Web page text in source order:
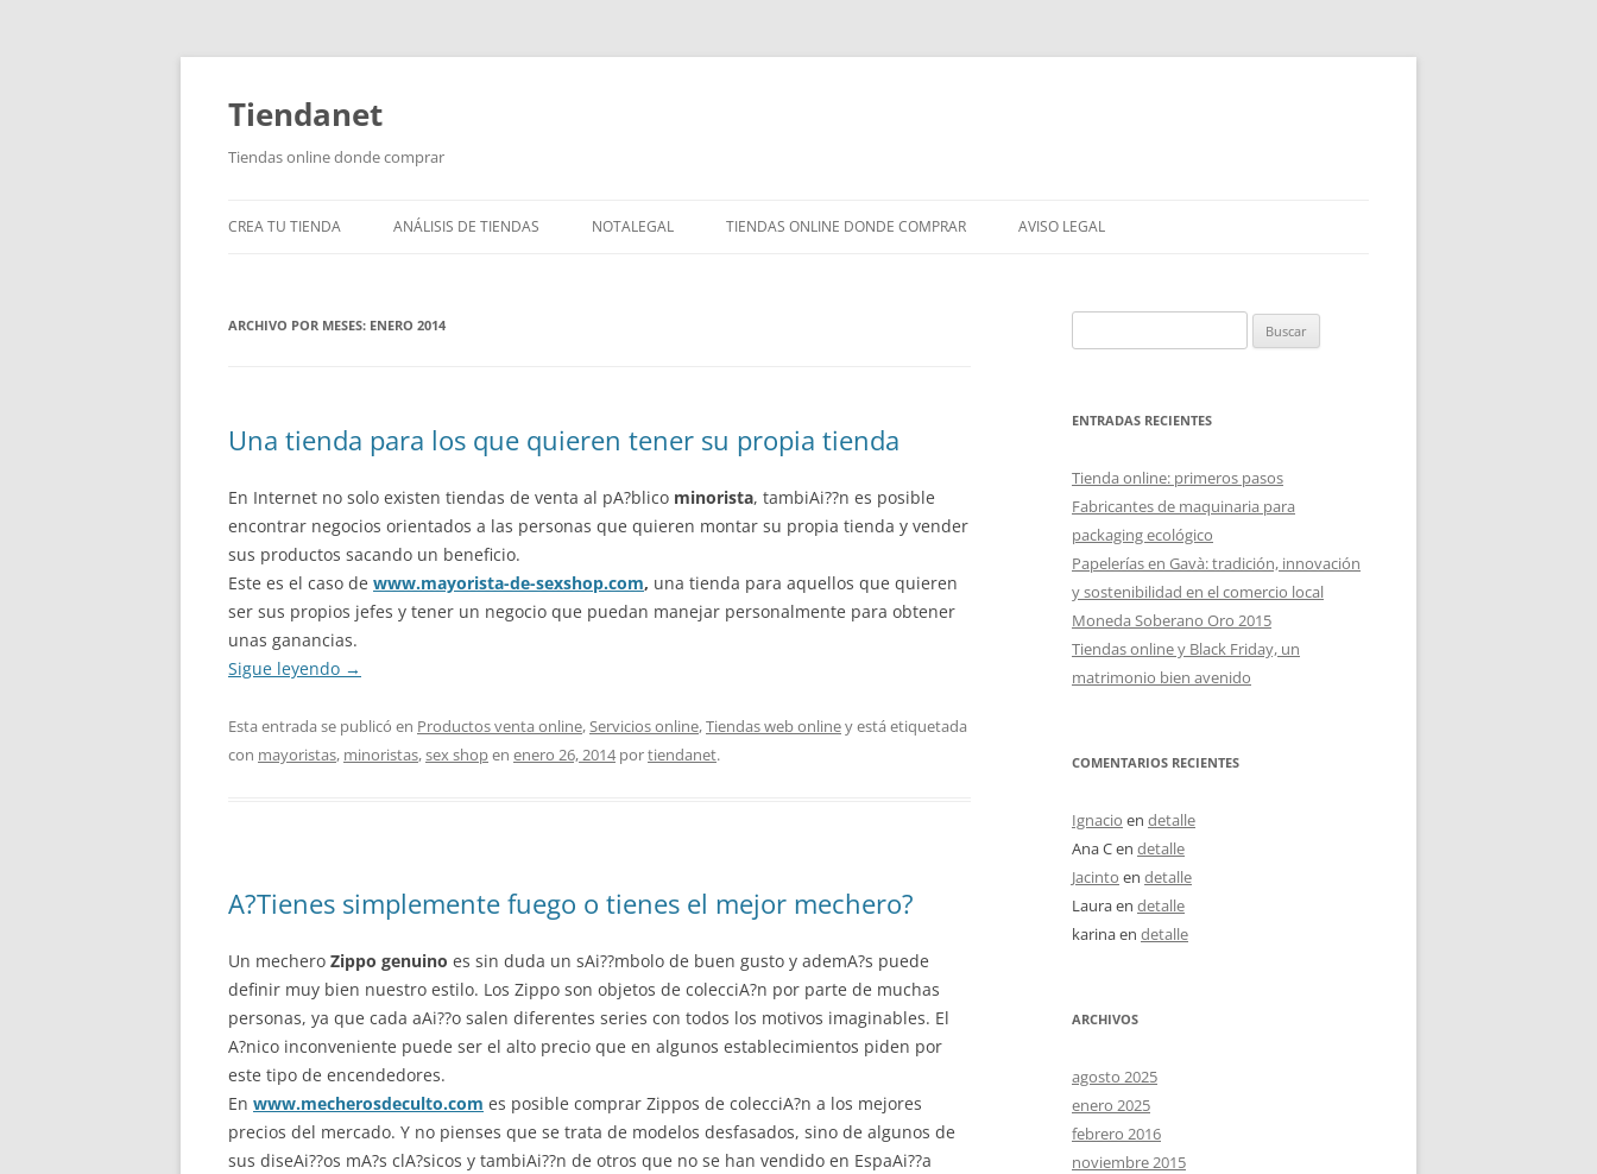
Saltar
contenido
Tiendanet
Tiendas online donde comprar
CREA TU TIENDA ANÁLISIS DE TIENDAS NOTALEGAL TIENDAS ONLINE DONDE COMPRAR AVISO LEGAL
ARCHIVO POR MESES: ENERO 2014
Una tienda para los que quieren tener su propia tienda
En Internet no solo existen tiendas de venta al pA?blico minorista, tambiAi??n es posible
encontrar negocios orientados a las personas que quieren montar su propia tienda y vender
sus productos sacando un beneficio.
Este es el caso de www.mayorista-de-sexshop.com, una tienda para aquellos que quieren
ser sus propios jefes y tener un negocio que puedan manejar personalmente para obtener
unas ganancias.
Sigue leyendo →
Esta entrada se publicó en Productos venta online,Servicios online,Tiendas web onliney está etiquetada
con mayoristas, minoristas,sex shopen enero 26, 2014portiendanet.
A?Tienes simplemente fuego o tienes el mejor mechero?
Un mechero Zippo genuino es sin duda un sAi??mbolo de buen gusto y ademA?s puede
definir muy bien nuestro estilo. Los Zippo son objetos de colecciA?n por parte de muchas
personas, ya que cada aAi??o salen diferentes series con todos los motivos imaginables. El
A?nico inconveniente puede ser el alto precio que en algunos establecimientos piden por
este tipo de encendedores.
En www.mecherosdeculto.com es posible comprar Zippos de colecciA?n a los mejores
precios del mercado. Y no pienses que se trata de modelos desfasados, sino de algunos de
sus diseAi??os mA?s clA?sicos y tambiAi??n de otros que no se han vendido en EspaAi??a
ENTRADAS RECIENTES
Tienda online: primeros pasos
Fabricantes de maquinaria para
packaging ecológico
Papelerías en Gavà: tradición, innovación
y sostenibilidad en el comercio local
Moneda Soberano Oro 2015
Tiendas online y Black Friday, un
matrimonio bien avenido
COMENTARIOS RECIENTES
Ignacio en detalle
Ana Cen detalle
Jacinto en detalle
Lauraen detalle
karinaen detalle
ARCHIVOS
agosto 2025
enero 2025
febrero 2016
noviembre 2015